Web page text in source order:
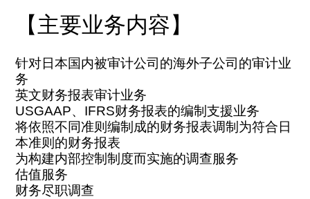
【主要业务内容】
针对日本国内被审计公司的海外子公司的审计业
务
英文财务报表审计业务
USGAAP、IFRS财务报表的编制支援业务
将依照不同准则编制成的财务报表调制为符合日
本准则的财务报表
为构建内部控制制度而实施的调查服务
估值服务
财务尽职调查